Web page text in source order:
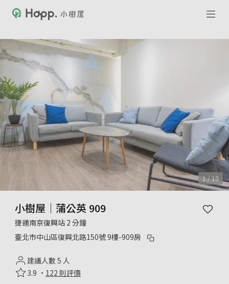
1 / 10
小樹屋｜蒲公英 909
捷運南京復興站 2 分鐘
臺北市中山區復興北路150號 9樓-909房
建議人數 5 人
3.9 · 122 則評價